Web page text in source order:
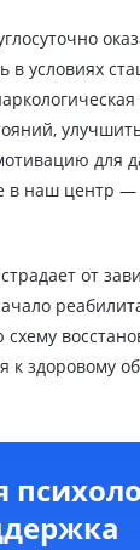
условиях
для
в наш центр —
от
к здоровому